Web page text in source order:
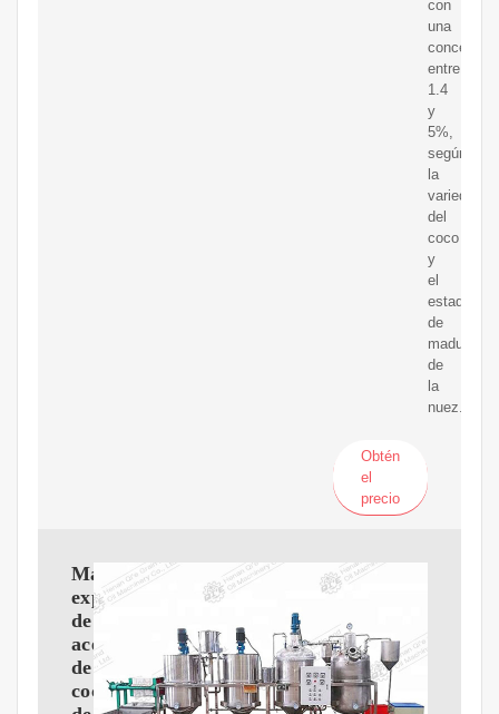
con
una
entre
1.4
y
5%,
según
la
variedad
del
coco
y
el
estado
de
madurez
de
la
nuez.
Obtén
el
precio
Máquina
expulsora
de
aceite
de
coco